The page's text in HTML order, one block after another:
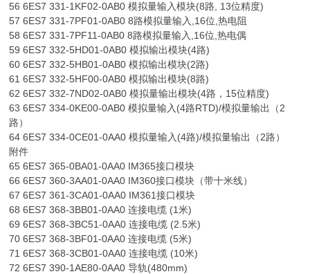
56 6ES7 331-1KF02-0AB0 模拟量输入模块(8路, 13位精度)
57 6ES7 331-7PF01-0AB0 8路模拟量输入,16位,热电阻
58 6ES7 331-7PF11-0AB0 8路模拟量输入,16位,热电偶
59 6ES7 332-5HD01-0AB0 模拟输出模块(4路)
60 6ES7 332-5HB01-0AB0 模拟输出模块(2路)
61 6ES7 332-5HF00-0AB0 模拟输出模块(8路)
62 6ES7 332-7ND02-0AB0 模拟量输出模块(4路，15位精度)
63 6ES7 334-0KE00-0AB0 模拟量输入(4路RTD)/模拟量输出（2
路）
64 6ES7 334-0CE01-0AA0 模拟量输入(4路)/模拟量输出（2路）
附件
65 6ES7 365-0BA01-0AA0 IM365接口模块
66 6ES7 360-3AA01-0AA0 IM360接口模块（带十米线）
67 6ES7 361-3CA01-0AA0 IM361接口模块
68 6ES7 368-3BB01-0AA0 连接电缆 (1米)
69 6ES7 368-3BC51-0AA0 连接电缆 (2.5米)
70 6ES7 368-3BF01-0AA0 连接电缆 (5米)
71 6ES7 368-3CB01-0AA0 连接电缆 (10米)
72 6ES7 390-1AE80-0AA0 导轨(480mm)